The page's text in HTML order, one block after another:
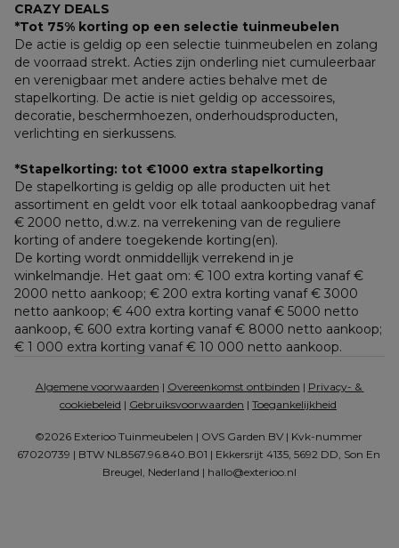
CRAZY DEALS
*Tot 75% korting op een selectie tuinmeubelen
De actie is geldig op een selectie tuinmeubelen en zolang
de voorraad strekt. Acties zijn onderling niet cumuleerbaar
en verenigbaar met andere acties behalve met de
stapelkorting. De actie is niet geldig op accessoires,
decoratie, beschermhoezen, onderhoudsproducten,
verlichting en sierkussens.
*Stapelkorting: tot €1000 extra stapelkorting
De stapelkorting is geldig op alle producten uit het
assortiment en geldt voor elk totaal aankoopbedrag vanaf
€ 2000 netto, d.w.z. na verrekening van de reguliere
korting of andere toegekende korting(en).
De korting wordt onmiddellijk verrekend in je
winkelmandje. Het gaat om: € 100 extra korting vanaf €
2000 netto aankoop; € 200 extra korting vanaf € 3000
netto aankoop; € 400 extra korting vanaf € 5000 netto
€ 1 000 extra korting vanaf € 10 000 netto aankoop.
Algemene voorwaarden | Overeenkomst ontbinden | Privacy- &
cookiebeleid | Gebruiksvoorwaarden | Toegankelijkheid
©2026 Exterioo Tuinmeubelen | OVS Garden BV | Kvk-nummer
67020739 | BTW NL8567.96.840.B01 | Ekkersrijt 4135, 5692 DD, Son En
Breugel, Nederland | hallo@exterioo.nl